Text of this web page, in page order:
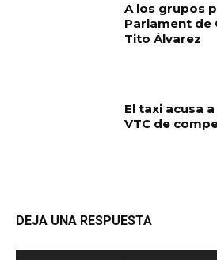
A los grupos
Parlament de
Tito Álvarez
El taxi acusa
VTC de
DEJA UNA RESPUESTA